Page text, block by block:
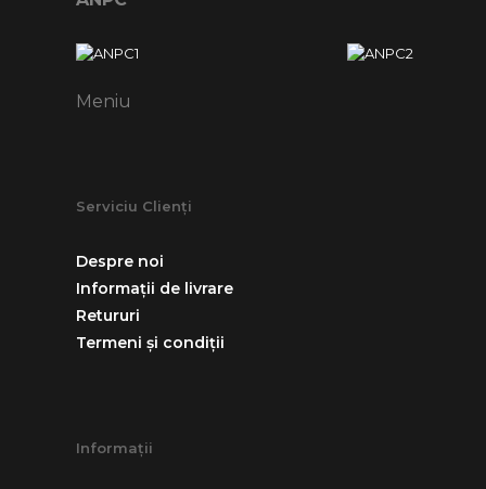
Meniu
Serviciu Clienți
Despre noi
Informații de livrare
Retururi
Termeni și condiții
Informații